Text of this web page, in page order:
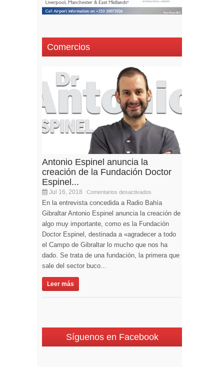
Comercios
Antonio Espinel anuncia la
creación de la Fundación Doctor
Espinel...
Jul 16, 2018 Comentarios desactivados
En la entrevista concedida a Radio Bahía
Gibraltar Antonio Espinel anuncia la creación de
algo muy importante, como es la Fundación
Doctor Espinel, destinada a «agradecer a todo
el Campo de Gibraltar lo mucho que nos ha
dado. Se trata de una fundación, la primera que
sale del sector buco...
Leer más
Síguenos en Facebook